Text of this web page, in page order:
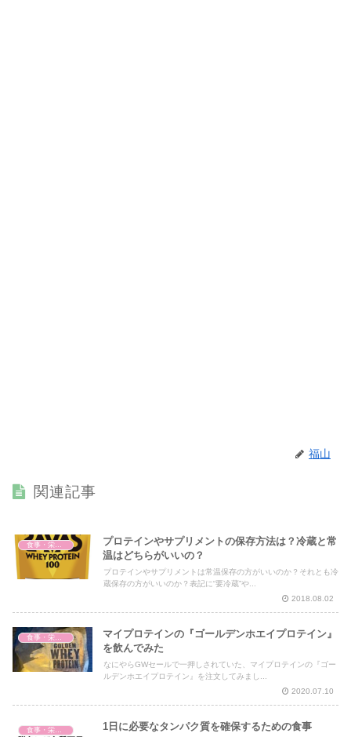
福山
関連記事
プロテインやサプリメントの保存方法は？冷蔵と常
温はどちらがいいの？
プロテインやサプリメントは常温保存の方がいいのか？それとも冷
蔵保存の方がいいのか？表記に“要冷蔵”や...
2018.08.02
マイプロテインの『ゴールデンホエイプロテイン』
を飲んでみた
なにやらGWセールで一押しされていた、マイプロテインの『ゴー
ルデンホエイプロテイン』を注文してみまし...
2020.07.10
1日に必要なタンパク質を確保するための食事